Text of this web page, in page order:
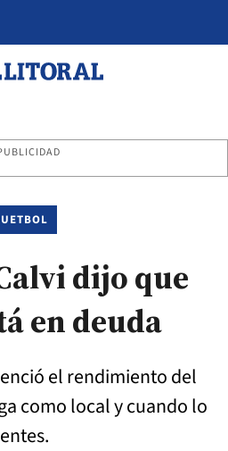
dijo que
en deuda
el rendimiento del
como local y cuando lo